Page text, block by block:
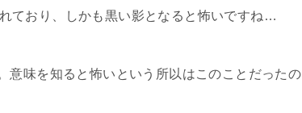
ており、しかも黒い影となると怖いですね…
意味を知ると怖いという所以はこのことだったの